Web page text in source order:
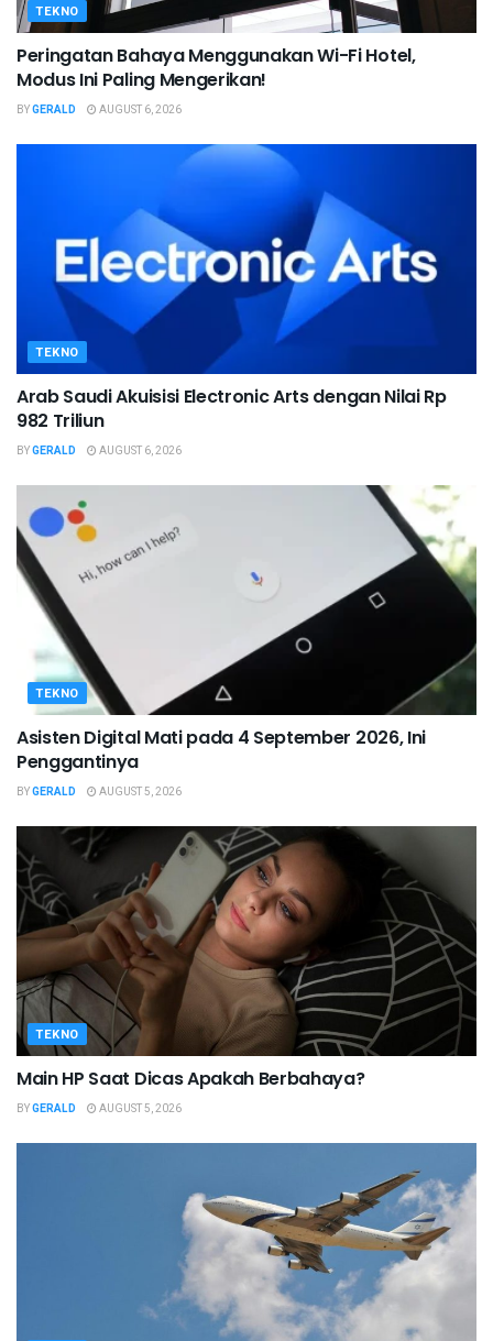
TEKNO
Peringatan Bahaya Menggunakan Wi-Fi Hotel,
Modus Ini Paling Mengerikan!
BYGERALD AUGUST 6, 2026
TEKNO
Arab Saudi Akuisisi Electronic Arts dengan Nilai Rp
982 Triliun
BYGERALD AUGUST 6, 2026
TEKNO
Asisten Digital Mati pada 4 September 2026, Ini
Penggantinya
BYGERALD AUGUST 5, 2026
TEKNO
Main HP Saat Dicas Apakah Berbahaya?
BYGERALD AUGUST 5, 2026